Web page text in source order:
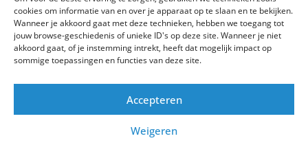
cookies om informatie van en over je apparaat op te slaan en te bekijken.
Wanneer je akkoord gaat met deze technieken, hebben we toegang tot
jouw browse-geschiedenis of unieke ID's op deze site. Wanneer je niet
akkoord gaat, of je instemming intrekt, heeft dat mogelijk impact op
sommige toepassingen en functies van deze site.
Accepteren
Weigeren
© SKK Kozijnwacht 2026
Algemene voorwaarden
Servicevoorwaarden
Onderhoudsvoorwaarden